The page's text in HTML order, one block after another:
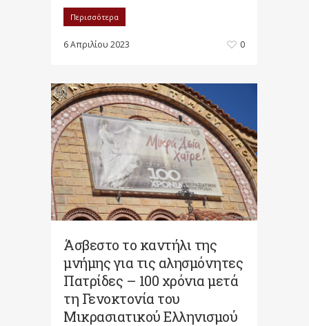
Περισσότερα
6 Απριλίου 2023 0
Άσβεστο το καντήλι της
μνήμης για τις αλησμόνητες
Πατρίδες – 100 χρόνια μετά
τη Γενοκτονία του
Μικρασιατικού Ελληνισμού